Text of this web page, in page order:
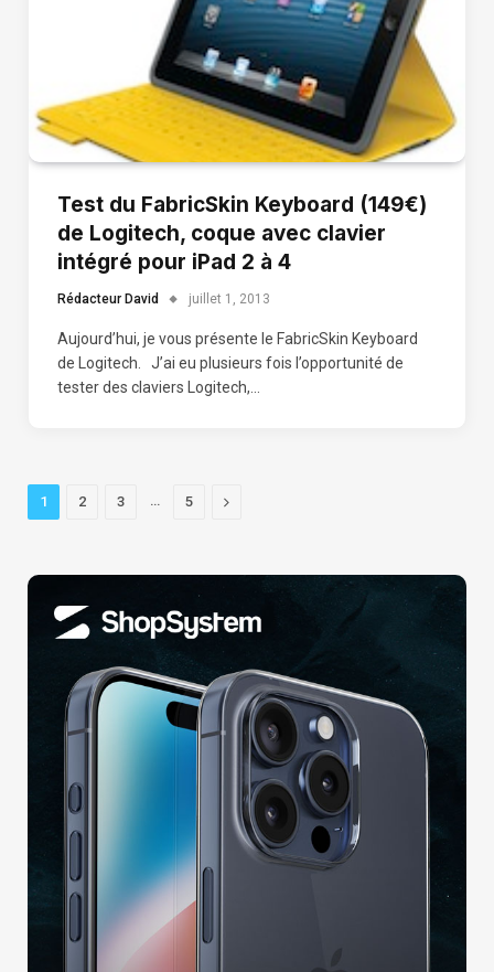
Test du FabricSkin Keyboard (149€)
de Logitech, coque avec clavier
intégré pour iPad 2 à 4
Rédacteur David juillet 1, 2013
Aujourd’hui, je vous présente le FabricSkin Keyboard
de Logitech. J’ai eu plusieurs fois l’opportunité de
tester des claviers Logitech,…
1 2 3 5 Next